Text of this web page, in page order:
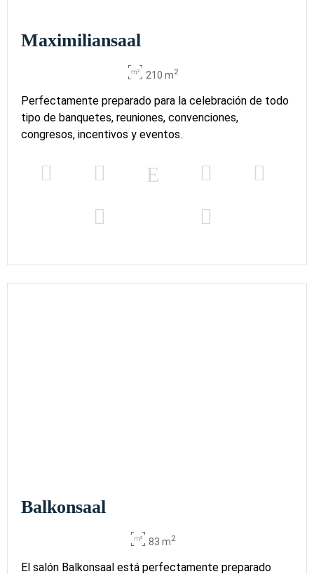
Maximiliansaal
210 m2
Perfectamente preparado para la celebración de todo
tipo de banquetes, reuniones, convenciones,
congresos, incentivos y eventos.
Balkonsaal
83 m2
El salón Balkonsaal está perfectamente preparado